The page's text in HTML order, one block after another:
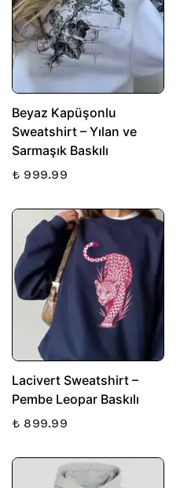
Beyaz Kapüşonlu
Sweatshirt – Yılan ve
Sarmaşık Baskılı
₺ 999.99
Lacivert Sweatshirt –
Pembe Leopar Baskılı
₺ 899.99